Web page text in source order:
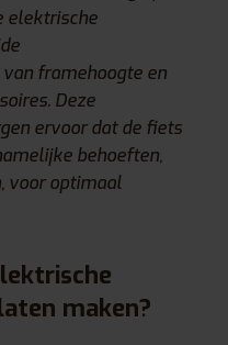
elektrische
framehoogte en
Deze
ervoor dat de fiets
behoeften,
voor optimaal
maken?